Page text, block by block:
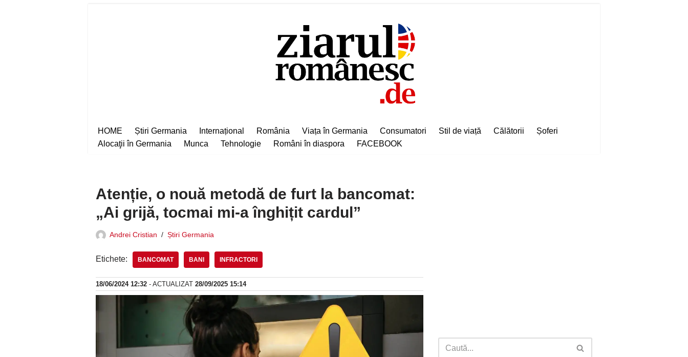
HOME Știri Germania Internațional România Viața în Germania Consumatori Stil de viață Călătorii
Șoferi
Alocaţii în Germania
Munca Tehnologie Români în diaspora FACEBOOK
Atenție, o nouă metodă de furt la bancomat:
„Ai grijă, tocmai mi-a înghițit cardul”
Andrei Cristian Știri Germania
Etichete: BANCOMAT BANI INFRACTORI
18/06/2024 12:32 - ACTUALIZAT 28/09/2025 15:14